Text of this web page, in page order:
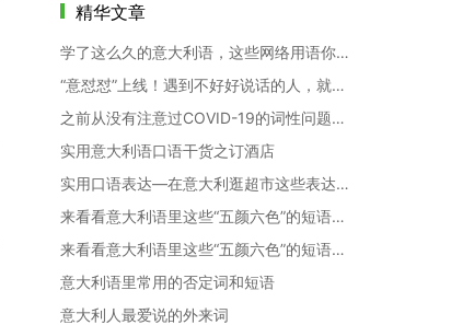
精华文章
学了这么久的意大利语，这些网络用语你还不知道吗？
“意怼怼”上线！遇到不好好说话的人，就这样机智地怼回去！
之前从没有注意过COVID-19的词性问题，直到今天…
实用意大利语口语干货之订酒店
实用口语表达—在意大利逛超市这些表达你必须要知道！
来看看意大利语里这些“五颜六色”的短语（下）
来看看意大利语里这些“五颜六色”的短语（上）
意大利语里常用的否定词和短语
意大利人最爱说的外来词